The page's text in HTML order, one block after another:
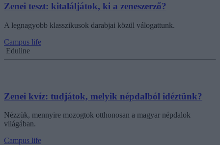
Zenei teszt: kitaláljátok, ki a zeneszerző?
A legnagyobb klasszikusok darabjai közül válogattunk.
Campus life
Eduline
Zenei kvíz: tudjátok, melyik népdalból idéztünk?
Nézzük, mennyire mozogtok otthonosan a magyar népdalok
világában.
Campus life